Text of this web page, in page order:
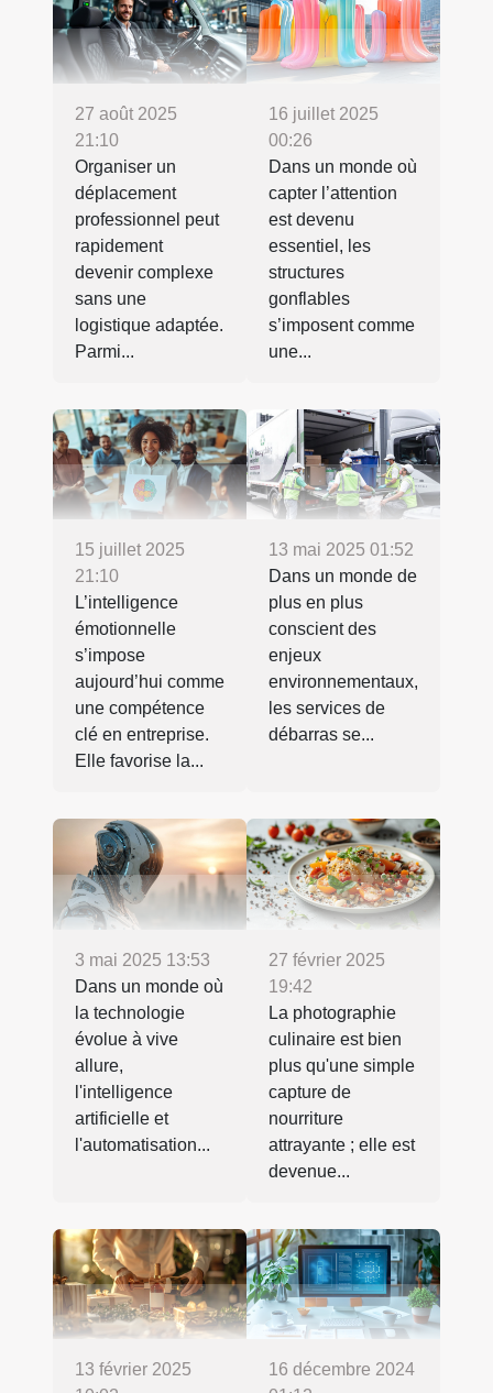
27 août 2025
21:10
Organiser un
déplacement
professionnel peut
rapidement
devenir complexe
sans une
logistique adaptée.
Parmi...
16 juillet 2025
00:26
Dans un monde où
capter l’attention
est devenu
essentiel, les
structures
gonflables
s’imposent comme
une...
15 juillet 2025
21:10
L’intelligence
émotionnelle
s’impose
aujourd’hui comme
une compétence
clé en entreprise.
Elle favorise la...
13 mai 2025 01:52
Dans un monde de
plus en plus
conscient des
enjeux
environnementaux,
les services de
débarras se...
3 mai 2025 13:53
Dans un monde où
la technologie
évolue à vive
allure,
l'intelligence
artificielle et
l'automatisation...
27 février 2025
19:42
La photographie
culinaire est bien
plus qu'une simple
capture de
nourriture
attrayante ; elle est
devenue...
13 février 2025
16 décembre 2024